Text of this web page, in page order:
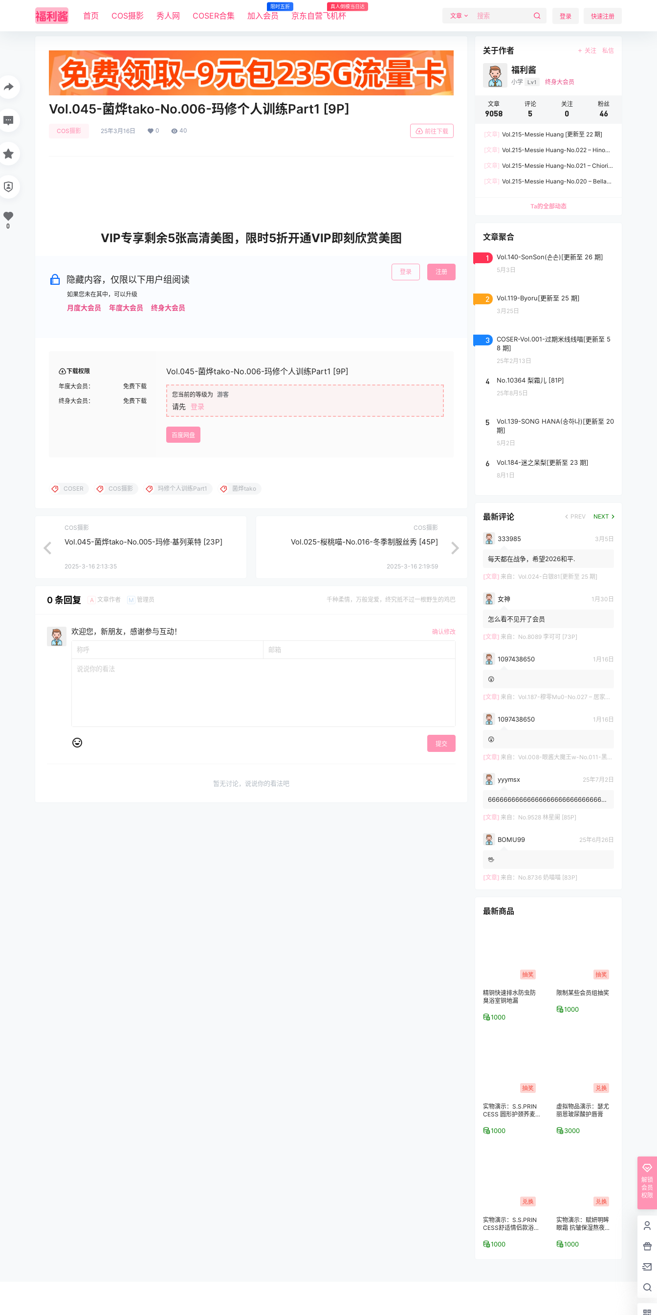
首页 COS摄影 秀人网 COSER合集 加入会员
限时五折
京东自营飞机杯
真人倒模当日达
文章 登录 快速注册
Vol.045-菌烨tako-No.006-玛修个人训练Part1 [9P]
COS摄影 25年3月16日 0 40 前往下载
VIP专享剩余5张高清美图，限时5折开通VIP即刻欣赏美图
隐藏内容，仅限以下用户组阅读
如果您未在其中，可以升级
月度大会员 年度大会员 终身大会员
登录 注册
下载权限
年度大会员：
免费下载
终身大会员：
免费下载
Vol.045-菌烨tako-No.006-玛修个人训练Part1 [9P]
您当前的等级为 游客
请先 登录
百度网盘
0
COSER COS摄影 玛修个人训练Part1 菌烨tako
COS摄影
Vol.045-菌烨tako-No.005-玛修·基列莱特 [23P]
2025-3-16 2:13:35
COS摄影
Vol.025-桜桃喵-No.016-冬季制服丝秀 [45P]
2025-3-16 2:19:59
0 条回复 A 文章作者 M 管理员 千种柔情，万般宠爱，终究抵不过一根野生的鸡巴
欢迎您，新朋友，感谢参与互动！ 确认修改
提交
暂无讨论，说说你的看法吧
关于作者 关注 私信
福利酱
小学 Lv1 终身大会员
文章
9058
评论
5
关注
0
粉丝
46
[文章] Vol.215-Messie Huang [更新至 22 期]
[文章] Vol.215-Messie Huang-No.022 – Hinoa
[文章] Vol.215-Messie Huang-No.021 – Chiori
[文章] Vol.215-Messie Huang-No.020 – Bella
Ta的全部动态
文章聚合
1 Vol.140-SonSon(손손)[更新至 26 期]
5月3日
2 Vol.119-Byoru[更新至 25 期]
3月25日
3
COSER-Vol.001-过期米线线喵[更新至 5
8 期]
25年2月13日
4 No.10364 梨霜儿 [81P]
25年8月5日
5
Vol.139-SONG HANA(송하나)[更新至 20
期]
5月2日
6 Vol.184-迷之呆梨[更新至 23 期]
8月1日
最新评论 PREV NEXT
333985 3月5日
每天都在战争，希望2026和平.
[文章] 来自： Vol.024-白银81[更新至 25 期]
女神 1月30日
怎么看不见开了会员
[文章] 来自： No.8089 李可可 [73P]
1097438650 1月16日
😲
[文章] 来自： Vol.187-穆零Mu0-No.027 – 居家自拍 [12P]
1097438650 1月16日
😲
[文章] 来自： Vol.008-眼酱大魔王w-No.011-黑护士 [20P]
yyymsx 25年7月2日
6666666666666666666666666666666
[文章] 来自： No.9528 林星阑 [85P]
BOMU99 25年6月26日
🖖
[文章] 来自： No.8736 奶喵喵 [83P]
最新商品
抽奖
精铜快速排水防虫防
臭浴室铜地漏
1000
抽奖
限制某些会员组抽奖
1000
抽奖
实物演示：S.S.PRIN
CESS 圆形护颈荞麦
1000
兑换
虚拟物品演示：瑟尤
丽恩玻尿酸护唇膏
3000
兑换
实物演示：S.S.PRIN
CESS舒适情侣款浴室
1000
兑换
实物演示：赋妍明眸
眼霜 抗皱保湿熬夜去
1000
解锁
会员
权限